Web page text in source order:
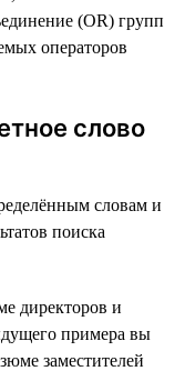
(OR) групп
операторов
слово
словам и
поиска
директоров и
примера вы
заместителей